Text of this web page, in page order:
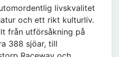
livskvalitet
och ett rikt kulturliv.
från utförsåkning på
388 sjöar, till